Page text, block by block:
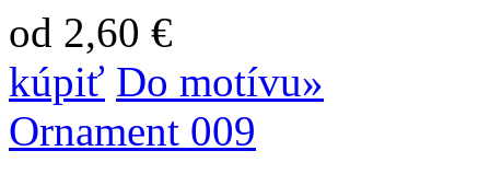
od 2,60 €
kúpiť Do motívu»
Ornament 009